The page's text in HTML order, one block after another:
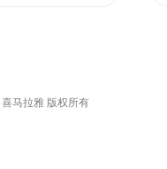
喜马拉雅 版权所有